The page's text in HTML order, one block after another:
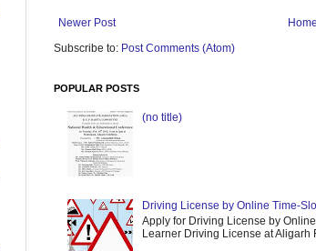
Newer Post
Home
Subscribe to: Post Comments (Atom)
POPULAR POSTS
(no title)
Driving License by Online Time-
Apply for Driving License by
Learner Driving License at Aligarh